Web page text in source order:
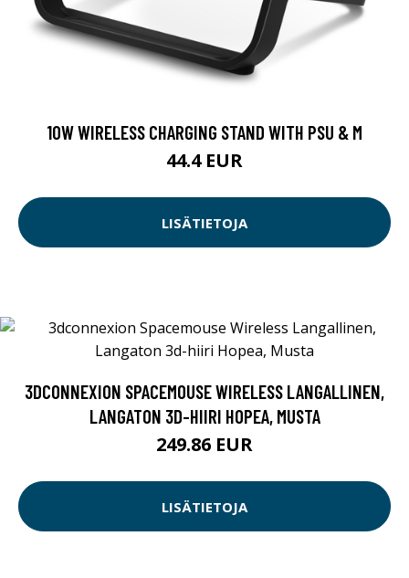
10W WIRELESS CHARGING STAND WITH PSU & M
44.4 EUR
LISÄTIETOJA
3DCONNEXION SPACEMOUSE WIRELESS LANGALLINEN,
LANGATON 3D-HIIRI HOPEA, MUSTA
249.86 EUR
LISÄTIETOJA